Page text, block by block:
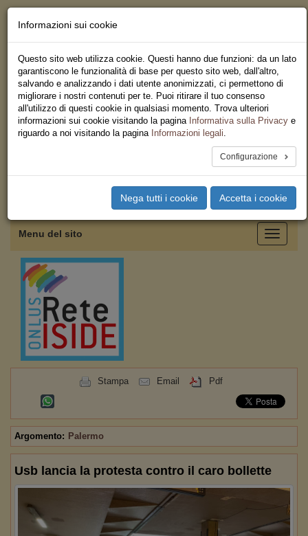
Servizi
Iscriviti
Ricerca
Area Stampa
Privacy
Federazione Regionale USB
Toggle
Menu del sito
Stampa Email Pdf
Argomento: Palermo
Usb lancia la protesta contro il caro bollette
Informazioni sui cookie
Questo sito web utilizza cookie. Questi hanno due funzioni: da un lato
garantiscono le funzionalità di base per questo sito web, dall'altro,
salvando e analizzando i dati utente anonimizzati, ci permettono di
migliorare i nostri contenuti per te. Puoi ritirare il tuo consenso
all'utilizzo di questi cookie in qualsiasi momento. Trova ulteriori
informazioni sui cookie visitando la pagina Informativa sulla Privacy e
riguardo a noi visitando la pagina Informazioni legali.
Configurazione
Nega tutti i cookie Accetta i cookie